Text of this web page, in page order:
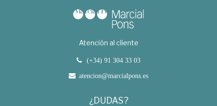
Atención al cliente
(+34) 91 304 33 03
atencion@marcialpons.es
¿DUDAS?